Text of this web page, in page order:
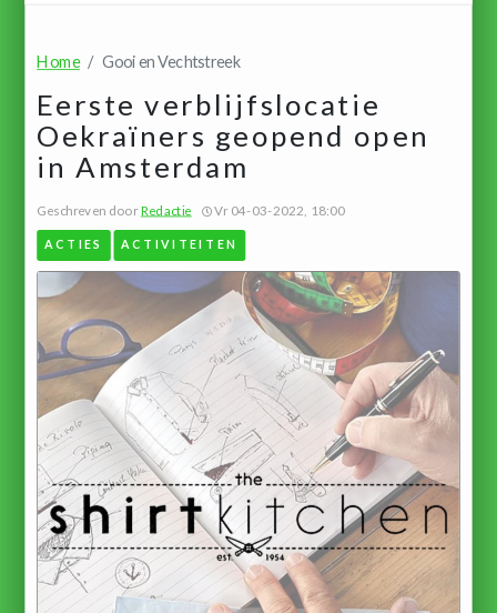
Home Gooi en Vechtstreek
Eerste verblijfslocatie
Oekraïners geopend open
in Amsterdam
Geschreven doorRedactie Vr 04-03-2022, 18:00
ACTIES ACTIVITEITEN